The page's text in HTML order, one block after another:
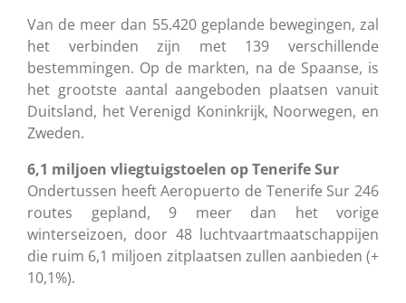
Van de meer dan 55.420 geplande bewegingen, zal
het verbinden zijn met 139 verschillende
bestemmingen. Op de markten, na de Spaanse, is
het grootste aantal aangeboden plaatsen vanuit
Duitsland, het Verenigd Koninkrijk, Noorwegen, en
Zweden.
6,1 miljoen vliegtuigstoelen op Tenerife Sur
Ondertussen heeft Aeropuerto de Tenerife Sur 246
routes gepland, 9 meer dan het vorige
winterseizoen, door 48 luchtvaartmaatschappijen
die ruim 6,1 miljoen zitplaatsen zullen aanbieden (+
10,1%).